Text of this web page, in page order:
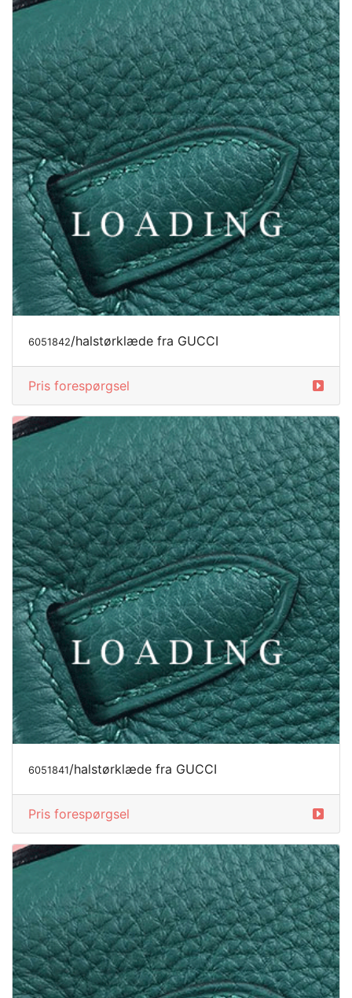
6051842/halstørklæde fra GUCCI
Pris forespørgsel
6051841/halstørklæde fra GUCCI
Pris forespørgsel